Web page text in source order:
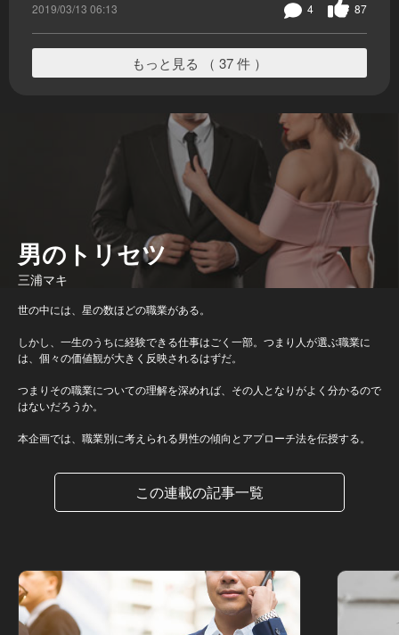
2019/03/13 06:13 87
4
もっと見る （ 37 件 ）
男のトリセツ
三浦マキ
世の中には、星の数ほどの職業がある。
しかし、一生のうちに経験できる仕事はごく一部。つまり人が選ぶ職業に
は、個々の価値観が大きく反映されるはずだ。
つまりその職業についての理解を深めれば、その人となりがよく分かるので
はないだろうか。
本企画では、職業別に考えられる男性の傾向とアプローチ法を伝授する。
この連載の記事一覧